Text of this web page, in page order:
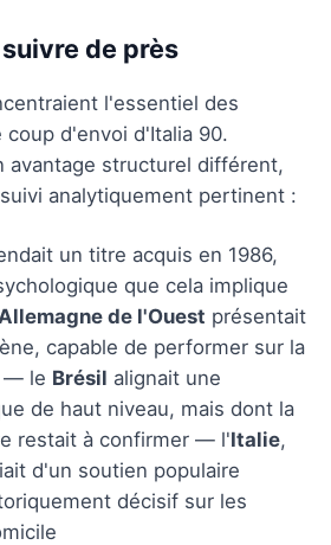
de près
l'essentiel des
d'envoi d'Italia 90.
avantage structurel différent,
analytiquement pertinent :
un titre acquis en 1986,
que cela implique
Allemagne de l'Ouest présentait
capable de performer sur la
— le Brésil alignait une
de haut niveau, mais dont la
restait à confirmer — l'Italie,
d'un soutien populaire
décisif sur les